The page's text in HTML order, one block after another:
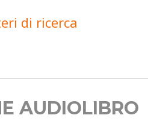
di ricerca
AUDIOLIBRO